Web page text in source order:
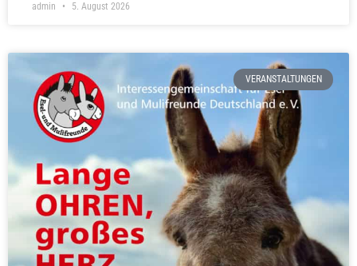
admin 5. August 2026
VERANSTALTUNGEN